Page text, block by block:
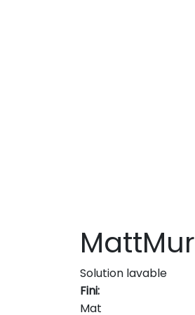
MattMur
Solution lavable
Fini:
Mat